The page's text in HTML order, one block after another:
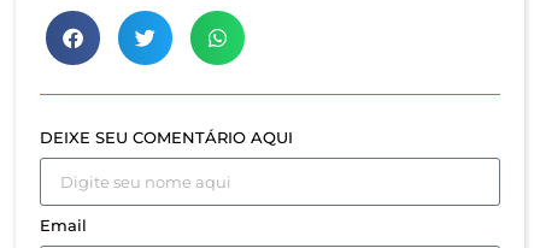
DEIXE SEU COMENTÁRIO AQUI
Email